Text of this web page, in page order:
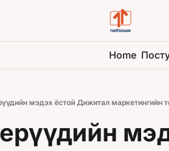
Home
мэдэх ёстой Дижитал маркетингийн